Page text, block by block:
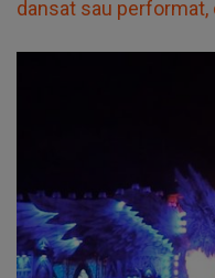
dansat sau